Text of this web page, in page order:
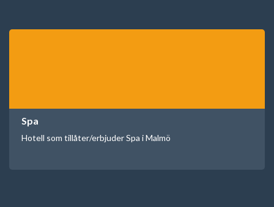
Spa
Hotell som tillåter/erbjuder Spa i Malmö